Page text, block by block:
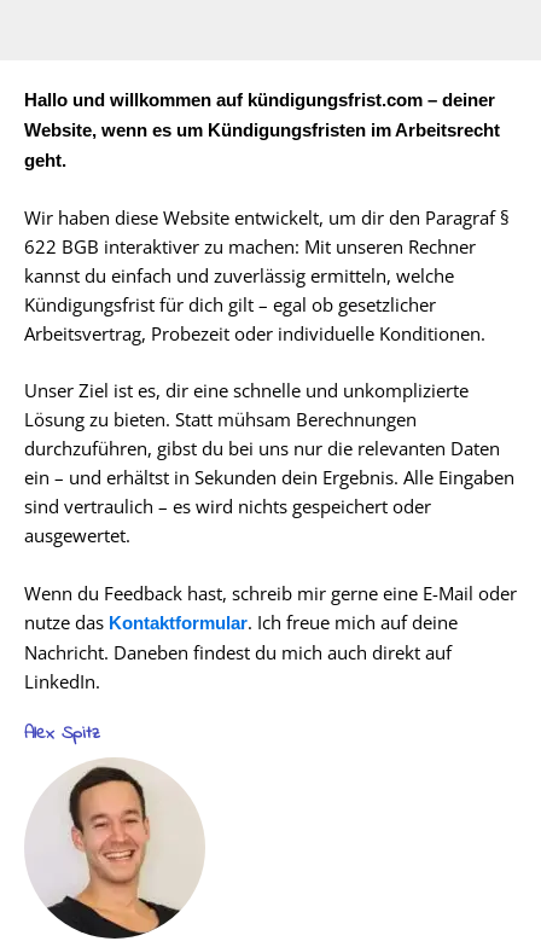
Hallo und willkommen auf kündigungsfrist.com – deiner
Website, wenn es um Kündigungsfristen im Arbeitsrecht
geht.
Wir haben diese Website entwickelt, um dir den Paragraf §
622 BGB interaktiver zu machen: Mit unseren Rechner
kannst du einfach und zuverlässig ermitteln, welche
Kündigungsfrist für dich gilt – egal ob gesetzlicher
Arbeitsvertrag, Probezeit oder individuelle Konditionen.
Unser Ziel ist es, dir eine schnelle und unkomplizierte
Lösung zu bieten. Statt mühsam Berechnungen
durchzuführen, gibst du bei uns nur die relevanten Daten
ein – und erhältst in Sekunden dein Ergebnis. Alle Eingaben
sind vertraulich – es wird nichts gespeichert oder
ausgewertet.
Wenn du Feedback hast, schreib mir gerne eine E-Mail oder
nutze das Kontaktformular. Ich freue mich auf deine
Nachricht. Daneben findest du mich auch direkt auf
LinkedIn.
Alex Spitz